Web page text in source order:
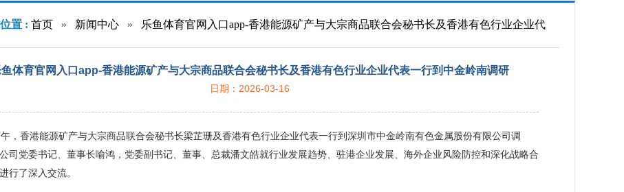
置 : 首页» 新闻中心» 乐鱼体育官网入口app-香港能源矿产与大宗商品联合会秘书长及香港有色行业企业代
鱼体育官网入口app-香港能源矿产与大宗商品联合会秘书长及香港有色行业企业代表一行到中金岭南调研
日期：2026-03-16
，香港能源矿产与大宗商品联合会秘书长梁芷珊及香港有色行业企业代表一行到深圳市中金岭南有色金属股份有限公司调
司党委书记、董事长喻鸿，党委副书记、董事、总裁潘文皓就行业发展趋势、驻港企业发展、海外企业风险防控和深化战略合
行了深入交流。